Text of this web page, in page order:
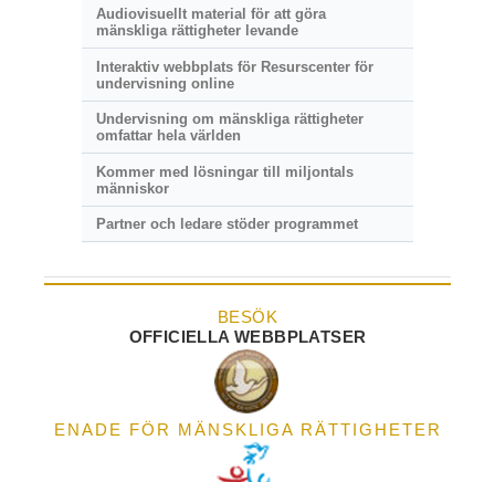
Audiovisuellt material för att göra
mänskliga rättigheter levande
Interaktiv webbplats för Resurscenter för
undervisning online
Undervisning om mänskliga rättigheter
omfattar hela världen
Kommer med lösningar till miljontals
människor
Partner och ledare stöder programmet
BESÖK
OFFICIELLA WEBBPLATSER
ENADE FÖR MÄNSKLIGA RÄTTIGHETER